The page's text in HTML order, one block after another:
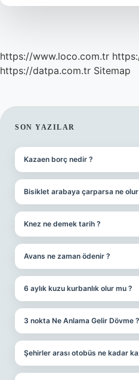
Mi
https://www.loco.com.tr
https://datpa.com.tr Sitemap
SIDEBAR
SON YAZILAR
Kazaen borç nedir ?
Bisiklet arabaya çarparsa ne olur
Knez ne demek tarih ?
Avans ne zaman ödenir ?
6 aylık kuzu kurbanlık olur mu ?
3 nokta Ne Anlama Gelir Dövme ?
Şehirler arası otobüs ne kadar